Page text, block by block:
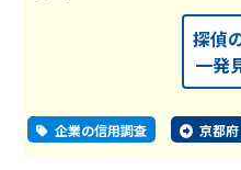
探偵
一発
企業の信用調査 京都府